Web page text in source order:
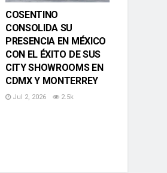
COSENTINO
CONSOLIDA SU
PRESENCIA EN MÉXICO
CON EL ÉXITO DE SUS
CITY SHOWROOMS EN
CDMX Y MONTERREY
Jul 2, 2026 2.5k